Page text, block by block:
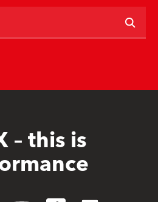
– this is